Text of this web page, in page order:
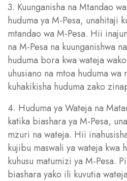
3. Kuunganisha na Mtandao
huduma ya M-Pesa, unahitaji
mtandao wa M-Pesa. Hii
na M-Pesa na kuunganishwa
huduma bora kwa wateja
uhusiano na mtoa huduma wa
kuhakikisha huduma zako
4. Huduma ya Wateja na
katika biashara ya M-Pesa,
mzuri na wateja. Hii
kujibu maswali ya wateja kwa
kuhusu matumizi ya M-Pesa.
biashara yako ili kuvutia